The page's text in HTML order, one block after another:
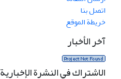
اتصل بنا
خريطة الموقع
آخر الأخبار
الاشتراك في النشرة الإخبارية